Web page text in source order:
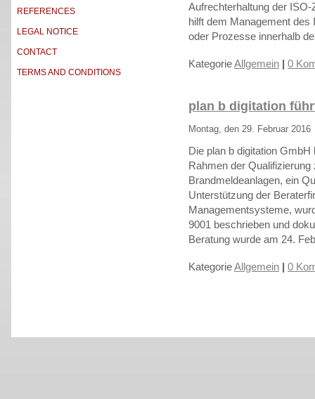
REFERENCES
LEGAL NOTICE
CONTACT
TERMS AND CONDITIONS
Aufrechterhaltung der
hilft dem Management
oder Prozesse innerhalb
KategorieAllgemein | 0
plan b digitation
Montag, den 29. Februar 2016
Die plan b digitation
Rahmen der
Brandmeldeanlagen, ein
Unterstützung der
Managementsysteme,
9001 beschrieben und
Beratung wurde am 24.
KategorieAllgemein | 0